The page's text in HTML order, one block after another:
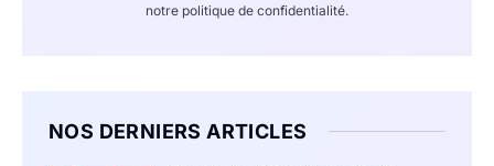
notre politique de confidentialité.
NOS DERNIERS ARTICLES